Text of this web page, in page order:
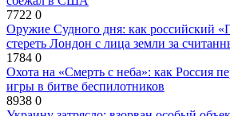
7722 0
Оружие Судного дня: как российский
стереть Лондон с лица земли за
1784 0
Охота на «Смерть с неба»: как Россия
игры в битве беспилотников
8938 0